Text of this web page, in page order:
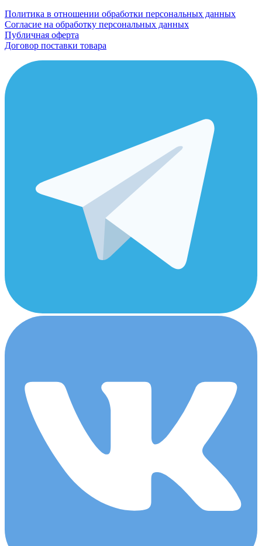
Политика в отношении обработки персональных данных
Согласие на обработку персональных данных
Публичная оферта
Договор поставки товара